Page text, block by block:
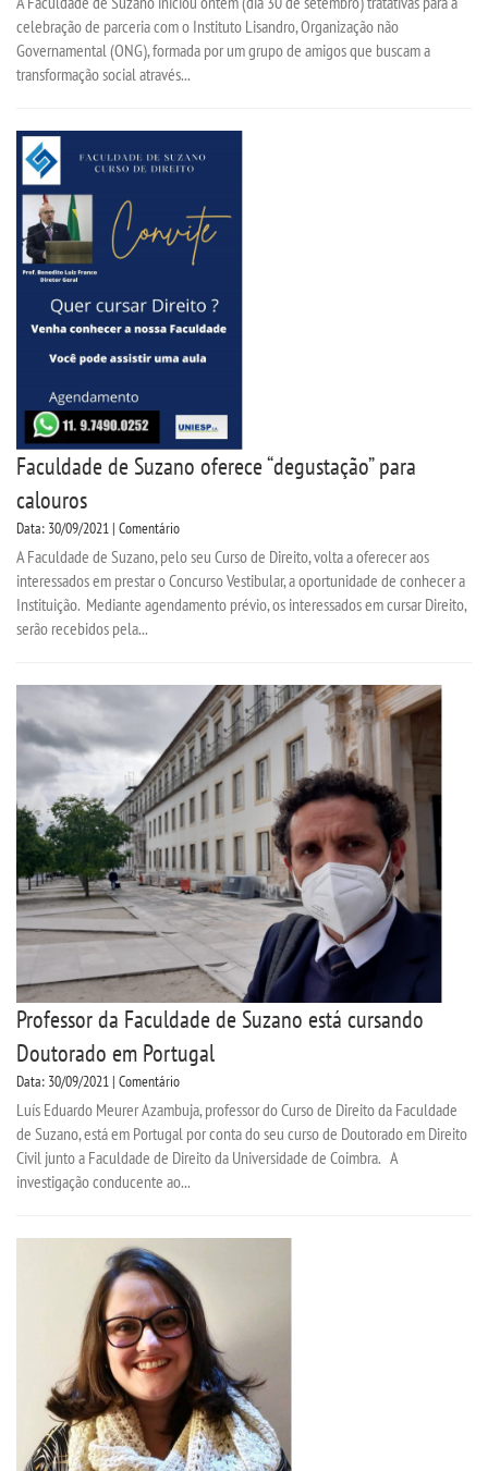
celebração de parceria com o Instituto Lisandro, Organização não
Governamental (ONG), formada por um grupo de amigos que buscam a
transformação social através...
Faculdade de Suzano oferece “degustação” para
calouros
Data: 30/09/2021 | Comentário
A Faculdade de Suzano, pelo seu Curso de Direito, volta a oferecer aos
interessados em prestar o Concurso Vestibular, a oportunidade de conhecer a
Instituição. Mediante agendamento prévio, os interessados em cursar Direito,
serão recebidos pela...
Professor da Faculdade de Suzano está cursando
Doutorado em Portugal
Data: 30/09/2021 | Comentário
Luís Eduardo Meurer Azambuja, professor do Curso de Direito da Faculdade
de Suzano, está em Portugal por conta do seu curso de Doutorado em Direito
Civil junto a Faculdade de Direito da Universidade de Coimbra. A
investigação conducente ao...